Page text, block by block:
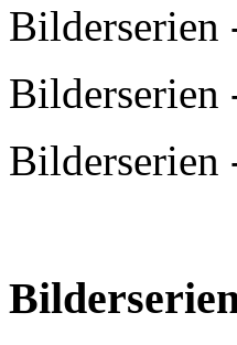
Bilderserien
Bilderserien
Bilderserien